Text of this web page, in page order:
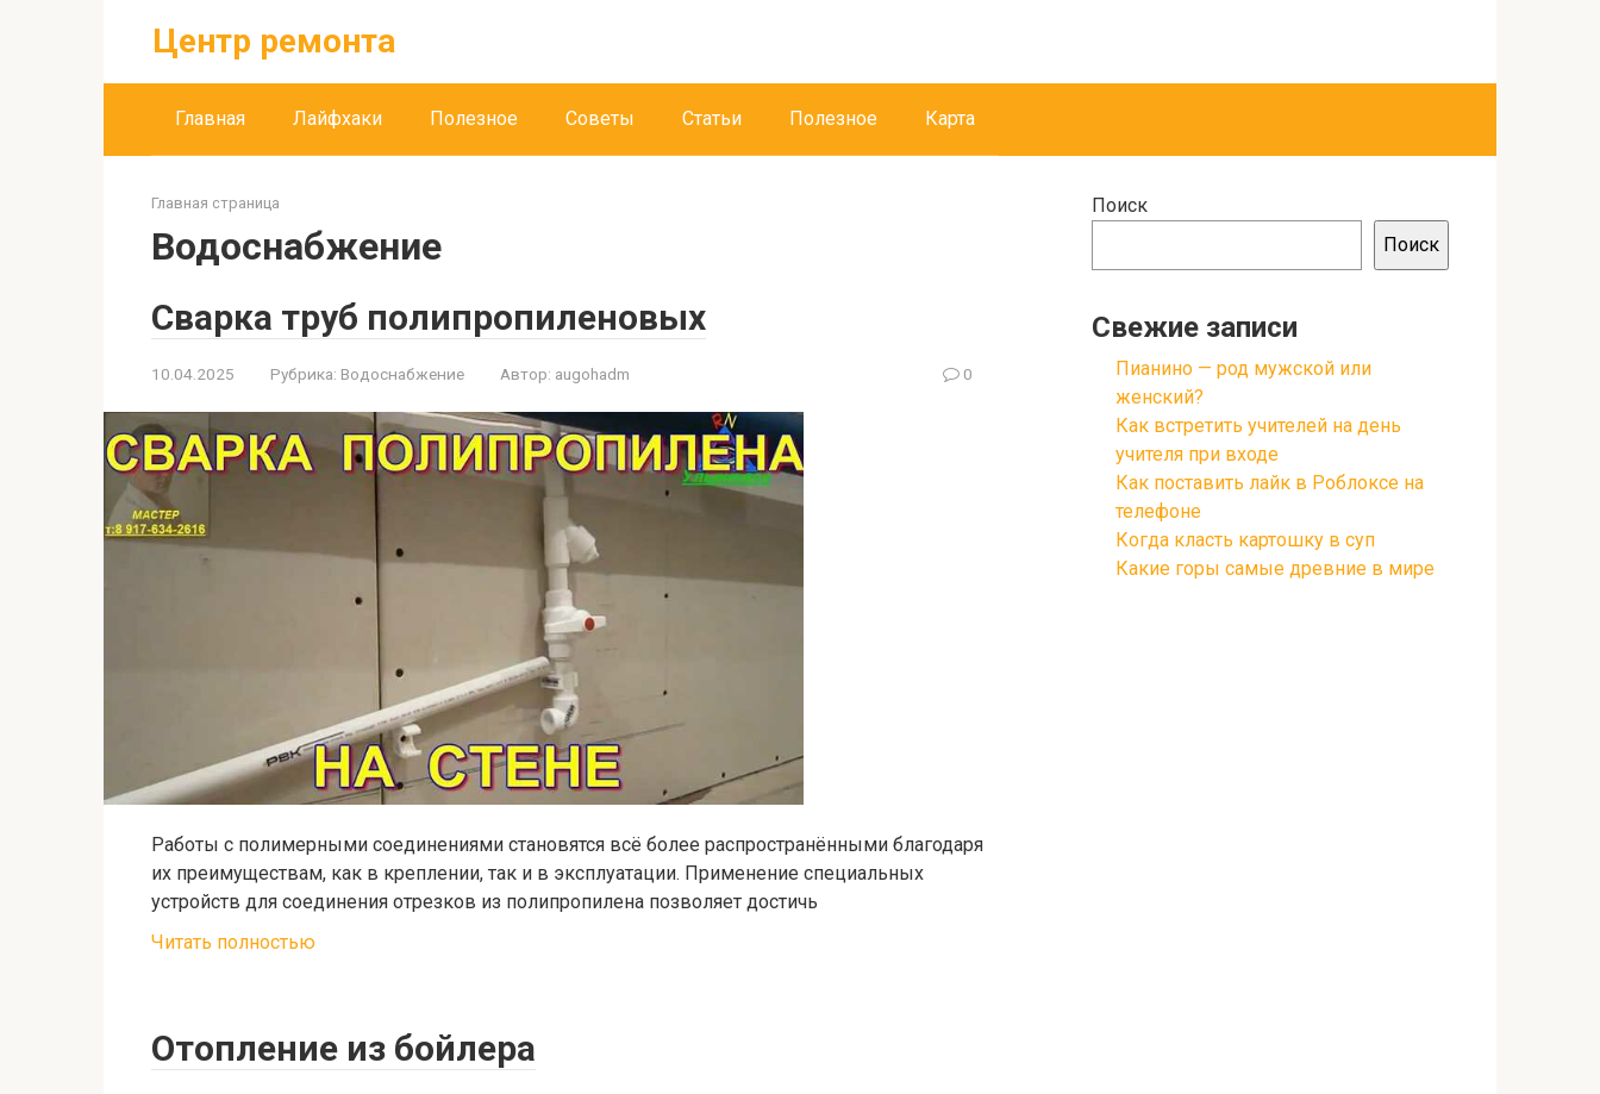
Центр ремонта
Главная Лайфхаки Полезное Советы Статьи Полезное Карта
Главная страница
Водоснабжение
Сварка труб полипропиленовых
10.04.2025 Рубрика: Водоснабжение Автор: augohadm 0
Работы с полимерными соединениями становятся всё более распространёнными благодаря
их преимуществам, как в креплении, так и в эксплуатации. Применение специальных
устройств для соединения отрезков из полипропилена позволяет достичь
Читать полностью
Отопление из бойлера
Поиск
Поиск
Свежие записи
Пианино — род мужской или
женский?
Как встретить учителей на день
учителя при входе
Как поставить лайк в Роблоксе на
телефоне
Когда класть картошку в суп
Какие горы самые древние в мире